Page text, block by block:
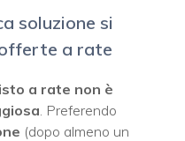
soluzione si
a rate
a rate non è
. Preferendo
(dopo almeno un